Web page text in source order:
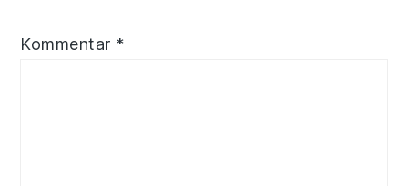
Kommentar *